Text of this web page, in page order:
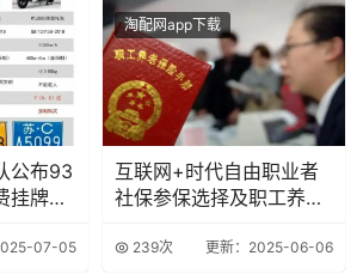
公布93
挂牌
07-05
淘配网app下载
互联网+时代自由职业者
社保参保选择及职工养老
239次 更新：2025-06-06